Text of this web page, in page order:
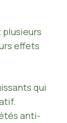
effets
qui
anti-